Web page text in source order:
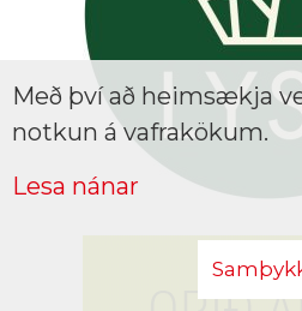
Með því að heimsækja
notkun á vafrakökum.
Lesa nánar